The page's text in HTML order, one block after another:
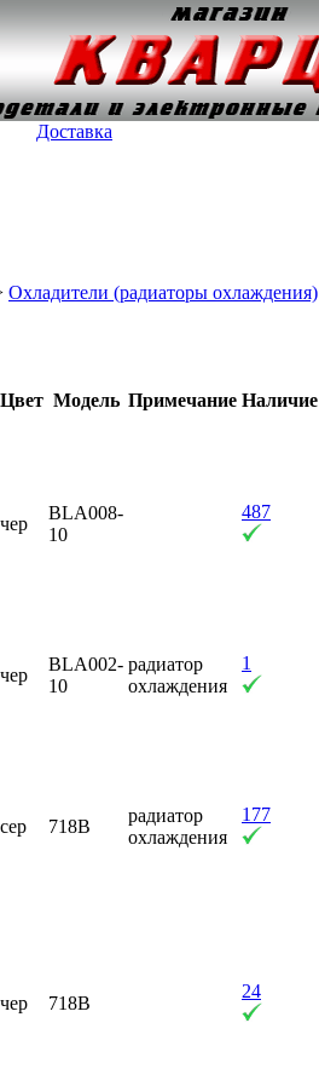
Доставка
Охладители (радиаторы охлаждения)
Цвет Модель Примечание Наличие
чер
BLA008-
10
487
чер
BLA002-
10
радиатор
охлаждения
1
сер 718B
радиатор
охлаждения
177
чер 718B
24